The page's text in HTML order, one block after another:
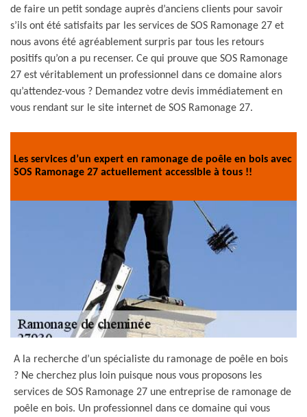
de faire un petit sondage auprès d’anciens clients pour savoir
s’ils ont été satisfaits par les services de SOS Ramonage 27 et
nous avons été agréablement surpris par tous les retours
positifs qu’on a pu recenser. Ce qui prouve que SOS Ramonage
27 est véritablement un professionnel dans ce domaine alors
qu’attendez-vous ? Demandez votre devis immédiatement en
vous rendant sur le site internet de SOS Ramonage 27.
Les services d’un expert en ramonage de poêle en bois avec
SOS Ramonage 27 actuellement accessible à tous !!
A la recherche d’un spécialiste du ramonage de poêle en bois
? Ne cherchez plus loin puisque nous vous proposons les
services de SOS Ramonage 27 une entreprise de ramonage de
poêle en bois. Un professionnel dans ce domaine qui vous